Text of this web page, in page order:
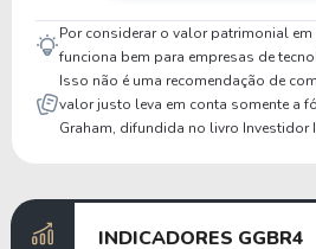
Por considerar o valor patrimonial
funciona bem para empresas de
Isso não é uma recomendação de
valor justo leva em conta somente a
Graham, difundida no livro Investidor
INDICADORES GGBR4